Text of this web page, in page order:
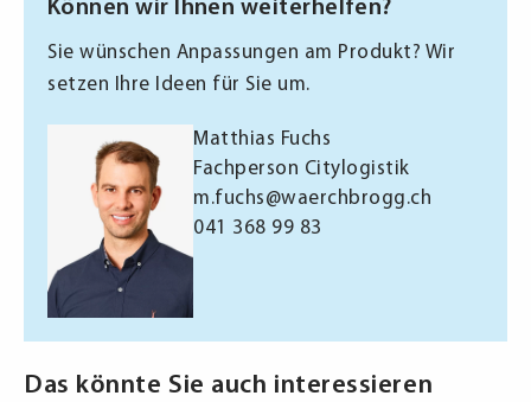
Können wir Ihnen weiterhelfen?
Sie wünschen Anpassungen am Produkt? Wir
setzen Ihre Ideen für Sie um.
Matthias Fuchs
Fachperson Citylogistik
m.fuchs@waerchbrogg.ch
041 368 99 83
Das könnte Sie auch interessieren